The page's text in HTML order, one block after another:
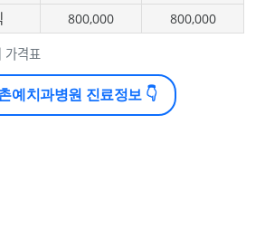
가격표
800,000 800,000
예치과병원 진료정보 👇